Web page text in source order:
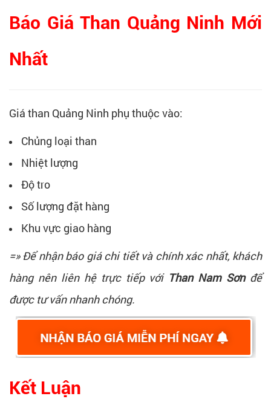
Báo Giá Than Quảng Ninh Mới
Nhất
Giá than Quảng Ninh phụ thuộc vào:
Chủng loại than
Nhiệt lượng
Độ tro
Số lượng đặt hàng
Khu vực giao hàng
=» Để nhận báo giá chi tiết và chính xác nhất, khách
hàng nên liên hệ trực tiếp với Than Nam Sơn để
được tư vấn nhanh chóng.
Kết Luận